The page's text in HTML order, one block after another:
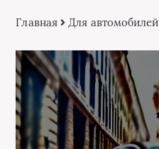
Главная Для автомобилей